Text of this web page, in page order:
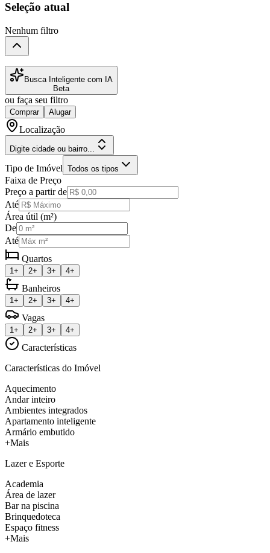
Seleção atual
Nenhum filtro
Busca Inteligente com IA
Beta
ou faça seu filtro
Comprar Alugar
Localização
Digite cidade ou bairro...
Tipo de Imóvel Todos os tipos
Faixa de Preço
Preço a partir de
Até
Área útil (m²)
De
Até
Quartos
1+ 2+ 3+ 4+
Banheiros
1+ 2+ 3+ 4+
Vagas
1+ 2+ 3+ 4+
Características
Características do Imóvel
Aquecimento
Andar inteiro
Ambientes integrados
Apartamento inteligente
Armário embutido
+Mais
Lazer e Esporte
Academia
Área de lazer
Bar na piscina
Brinquedoteca
Espaço fitness
+Mais